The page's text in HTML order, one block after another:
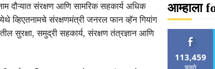
दौऱ्यात संरक्षण आणि सामरिक सहकार्य अधिक
व्हिएतनामचे संरक्षणमंत्री जनरल फान व्हॅन गियांग
सुरक्षा, समुद्री सहकार्य, संरक्षण तंत्रज्ञान आणि
आम्हाला
113,459
चाहते